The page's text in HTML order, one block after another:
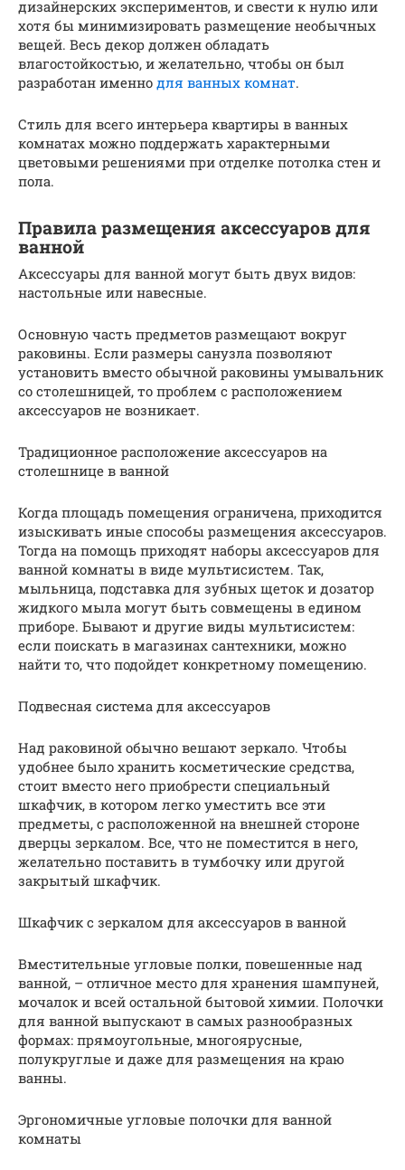
дизайнерских экспериментов, и свести к нулю или
хотя бы минимизировать размещение необычных
вещей. Весь декор должен обладать
влагостойкостью, и желательно, чтобы он был
разработан именно для ванных комнат.
Стиль для всего интерьера квартиры в ванных
комнатах можно поддержать характерными
цветовыми решениями при отделке потолка стен и
пола.
Правила размещения аксессуаров для
ванной
Аксессуары для ванной могут быть двух видов:
настольные или навесные.
Основную часть предметов размещают вокруг
раковины. Если размеры санузла позволяют
установить вместо обычной раковины умывальник
со столешницей, то проблем с расположением
аксессуаров не возникает.
Традиционное расположение аксессуаров на
столешнице в ванной
Когда площадь помещения ограничена, приходится
изыскивать иные способы размещения аксессуаров.
Тогда на помощь приходят наборы аксессуаров для
ванной комнаты в виде мультисистем. Так,
мыльница, подставка для зубных щеток и дозатор
жидкого мыла могут быть совмещены в едином
приборе. Бывают и другие виды мультисистем:
если поискать в магазинах сантехники, можно
найти то, что подойдет конкретному помещению.
Подвесная система для аксессуаров
Над раковиной обычно вешают зеркало. Чтобы
удобнее было хранить косметические средства,
стоит вместо него приобрести специальный
шкафчик, в котором легко уместить все эти
предметы, с расположенной на внешней стороне
дверцы зеркалом. Все, что не поместится в него,
желательно поставить в тумбочку или другой
закрытый шкафчик.
Шкафчик с зеркалом для аксессуаров в ванной
Вместительные угловые полки, повешенные над
ванной, – отличное место для хранения шампуней,
мочалок и всей остальной бытовой химии. Полочки
для ванной выпускают в самых разнообразных
формах: прямоугольные, многоярусные,
полукруглые и даже для размещения на краю
ванны.
Эргономичные угловые полочки для ванной
комнаты